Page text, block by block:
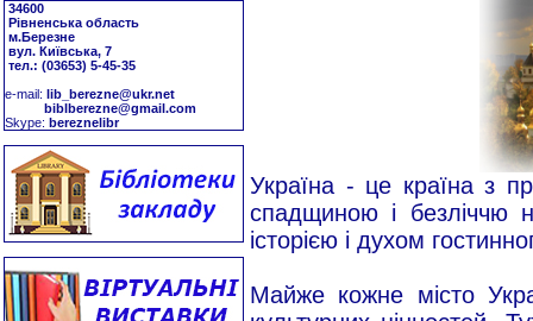
34600
Рівненська область
м.Березне
вул. Київська, 7
тел.: (03653) 5-45-35
е-mail: lib_berezne@ukr.net
biblberezne@gmail.com
Skype: bereznelibr
Україна - це країна з
спадщиною і безліччю
історією і духом
Майже кожне місто